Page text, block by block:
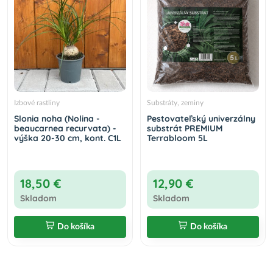
Izbové rastliny
Slonia noha (Nolina -
beaucarnea recurvata) -
výška 20-30 cm, kont. C1L
18,50 €
Skladom
Do košíka
Substráty, zeminy
Pestovateľský univerzálny
substrát PREMIUM
Terrabloom 5L
12,90 €
Skladom
Do košíka